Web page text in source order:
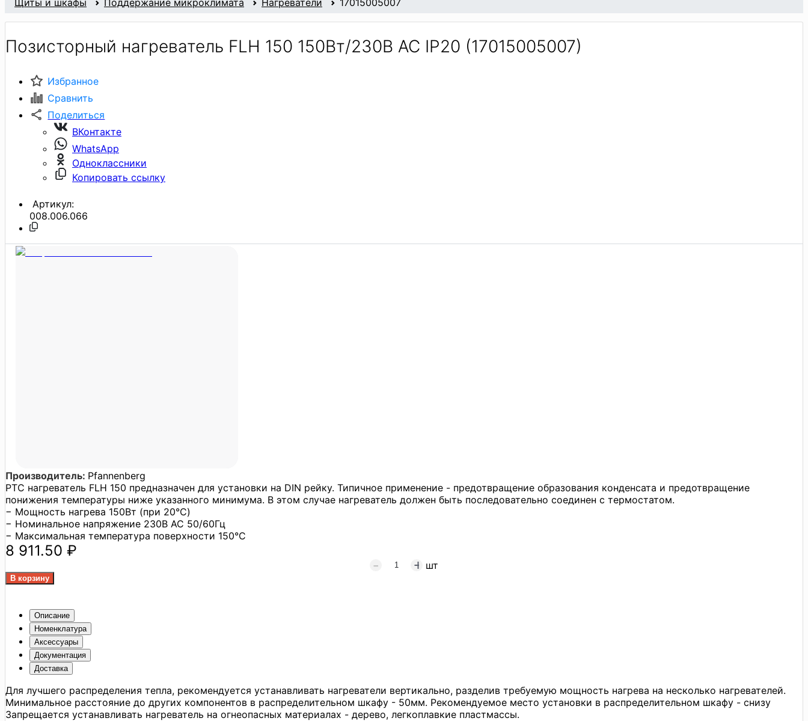
Щиты и шкафы Поддержание микроклимата Нагреватели 17015005007
Позисторный нагреватель FLH 150 150Вт/230В АС IP20 (17015005007)
Избранное
Сравнить
Поделиться
ВКонтакте
WhatsApp
Одноклассники
Копировать ссылку
Артикул:
008.006.066
Производитель: Pfannenberg
PTC нагреватель FLH 150 предназначен для установки на DIN рейку. Типичное применение - предотвращение образования конденсата и предотвращение
понижения температуры ниже указанного минимума. В этом случае нагреватель должен быть последовательно соединен с термостатом.
− Мощность нагрева 150Вт (при 20°C)
− Номинальное напряжение 230В АС 50/60Гц
− Максимальная температура поверхности 150°C
8 911.50 ₽
шт
Описание
Номенклатура
Аксессуары
Документация
Доставка
Для лучшего распределения тепла, рекомендуется устанавливать нагреватели вертикально, разделив требуемую мощность нагрева на несколько нагревателей.
Минимальное расстояние до других компонентов в распределительном шкафу - 50мм. Рекомендуемое место установки в распределительном шкафу - снизу
Запрещается устанавливать нагреватель на огнеопасных материалах - дерево, легкоплавкие пластмассы.